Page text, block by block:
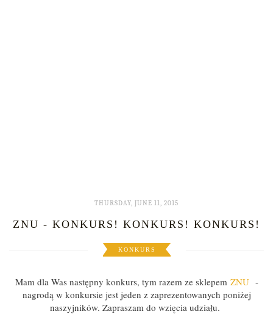
THURSDAY, JUNE 11, 2015
ZNU - KONKURS! KONKURS! KONKURS!
KONKURS
Mam dla Was następny konkurs, tym razem ze sklepem ZNU -
nagrodą w konkursie jest jeden z zaprezentowanych poniżej
naszyjników. Zapraszam do wzięcia udziału.